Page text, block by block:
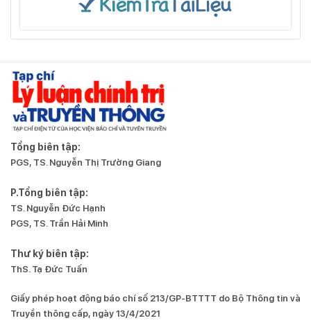
Tổng biên tập:
PGS, TS. Nguyễn Thị Trường Giang
P.Tổng biên tập:
TS. Nguyễn Đức Hạnh
PGS, TS. Trần Hải Minh
Thư ký biên tập:
ThS. Tạ Đức Tuấn
Giấy phép hoạt động báo chí số 213/GP-BTTTT do Bộ Thông tin và
Truyền thông cấp, ngày 13/4/2021